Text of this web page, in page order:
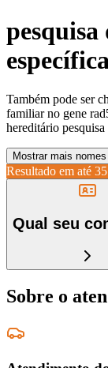
Também pode ser
familiar no gene
hereditário
Mostrar mais nomes
Resultado em até
Qual seu
Sobre o